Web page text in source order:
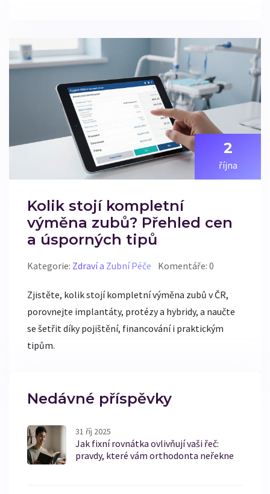
2
října
Kolik stojí kompletní
výměna zubů? Přehled cen
a úsporných tipů
Kategorie: Zdraví a Zubní Péče Komentáře: 0
Zjistěte, kolik stojí kompletní výměna zubů v ČR,
porovnejte implantáty, protézy a hybridy, a naučte
se šetřit díky pojištění, financování i praktickým
tipům.
Nedávné příspěvky
31 říj 2025
Jak fixní rovnátka ovlivňují vaši řeč:
pravdy, které vám orthodonta neřekne